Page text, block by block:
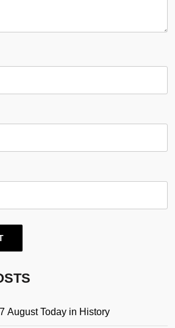
7 August Today in History